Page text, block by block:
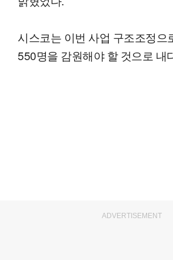
시스코는 이번 사업 구조조정으
550명을 감원해야 할 것으로 내
ADVERTISEMENT